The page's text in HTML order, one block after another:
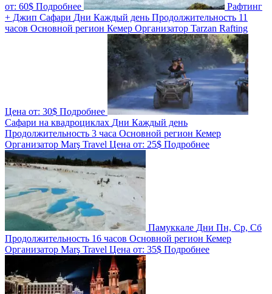
от: 60$ Подробнее
Рафтинг
+ Джип Cафари Дни Каждый день Продолжительность 11
часов Основной регион Кемер Организатор Tarzan Rafting
Цена от: 30$ Подробнее
Сафари на квадроциклах Дни Каждый день
Продолжительность 3 часа Основной регион Кемер
Организатор Marş Travel Цена от: 25$ Подробнее
Памуккале Дни Пн, Ср, Сб
Продолжительность 16 часов Основной регион Кемер
Организатор Marş Travel Цена от: 35$ Подробнее